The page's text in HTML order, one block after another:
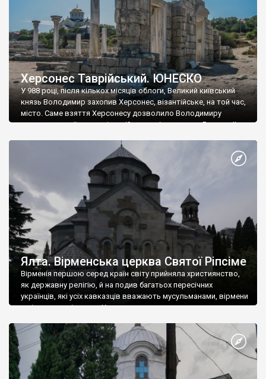
Херсонес Таврійський. ЮНЕСКО
У 988 році, після кількох місяців облоги, Великий київський
князь Володимир захопив Херсонес, візантійське, на той час,
місто. Саме взяття Херсонесу дозволило Володимиру
диктувати свої умови візантійському імператору Василю ІІ, та
Херсонесі Володимир-язичник, став Василем-християнином.
А потім було Хрещення Русі. На честь Херсонесу Таврійського
Ялта. Вірменська церква Святої Ріпсіме
Вірменія першою серед країн світу прийняла християнство,
як державну релігію, й на подив багатьох пересічних
українців, які усіх кавказців вважають мусульманами, вірмени
є відданими вірянами Христа